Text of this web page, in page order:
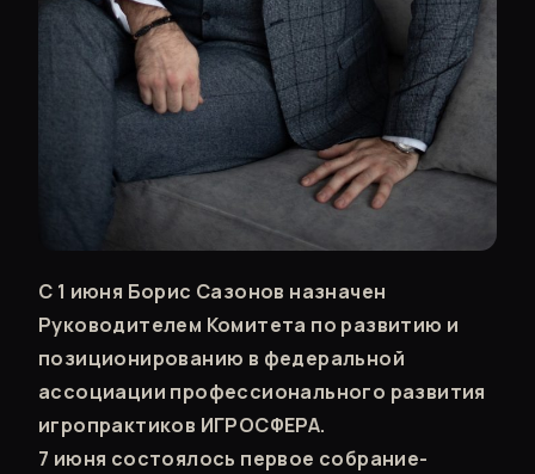
С 1 июня Борис Сазонов назначен
Руководителем Комитета по развитию и
позиционированию в федеральной
ассоциации профессионального развития
игропрактиков ИГРОСФЕРА.
7 июня состоялось первое собрание-